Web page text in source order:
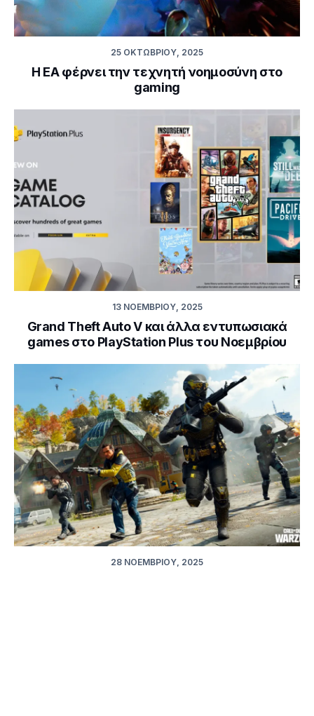
25 ΟΚΤΩΒΡΊΟΥ, 2025
Η EA φέρνει την τεχνητή νοημοσύνη στο
gaming
13 ΝΟΕΜΒΡΊΟΥ, 2025
Grand Theft Auto V και άλλα εντυπωσιακά
games στο PlayStation Plus του Νοεμβρίου
28 ΝΟΕΜΒΡΊΟΥ, 2025